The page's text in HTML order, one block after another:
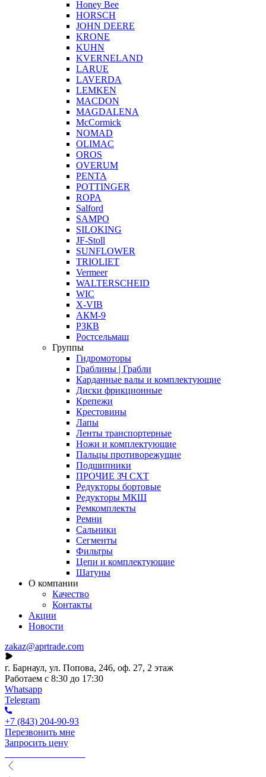
Honey Bee
HORSCH
JOHN DEERE
KRONE
KUHN
KVERNELAND
LARUE
LAVERDA
LEMKEN
MACDON
MAGDALENA
McCormick
NOMAD
OLIMAC
OROS
OVERUM
PENTA
POTTINGER
ROPA
Salford
SAMPO
SILOKING
JF-Stoll
SUNFLOWER
TRIOLIET
Vermeer
WALTERSCHEID
WIC
X-VIB
АКМ-9
РЗКВ
Ростсельмаш
Группы
Гидромоторы
Граблины | Грабли
Карданные валы и комплектующие
Диски фрикционные
Крепежи
Крестовины
Лапы
Ленты транспортерные
Ножи и комплектующие
Пальцы противорежущие
Подшипники
ПРОЧИЕ ЗЧ СХТ
Редукторы бортовые
Редукторы МКШ
Ремкомплекты
Ремни
Сальники
Сегменты
Фильтры
Цепи и комплектующие
Шатуны
О компании
Качество
Контакты
Акции
Новости
zakaz@aprtrade.com
г. Барнаул, ул. Попова, 246, оф. 27, 2 этаж
Работаем с 8:30 до 17:30
Whatsapp
Telegram
+7 (843) 204-90-93
Перезвонить мне
Запросить цену